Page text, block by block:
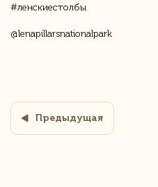
#ленскиестолбы
@lenapillarsnationalpark
Предыдущая